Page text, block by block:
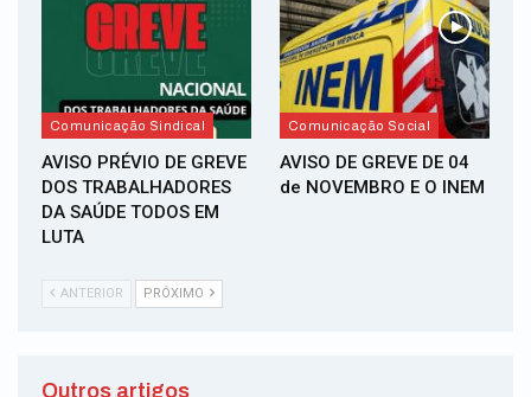
Comunicação Sindical
AVISO PRÉVIO DE GREVE
DOS TRABALHADORES
DA SAÚDE TODOS EM
LUTA
Comunicação Social
AVISO DE GREVE DE 04
de NOVEMBRO E O INEM
ANTERIOR PRÓXIMO
Outros artigos